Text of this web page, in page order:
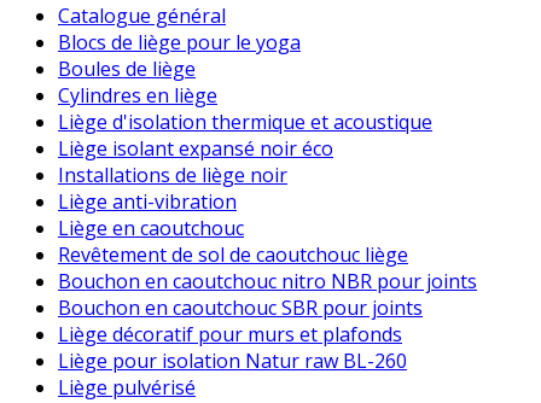
Catalogue général
Blocs de liège pour le yoga
Boules de liège
Cylindres en liège
Liège d'isolation thermique et acoustique
Liège isolant expansé noir éco
Installations de liège noir
Liège anti-vibration
Liège en caoutchouc
Revêtement de sol de caoutchouc liège
Bouchon en caoutchouc nitro NBR pour joints
Bouchon en caoutchouc SBR pour joints
Liège décoratif pour murs et plafonds
Liège pour isolation Natur raw BL-260
Liège pulvérisé